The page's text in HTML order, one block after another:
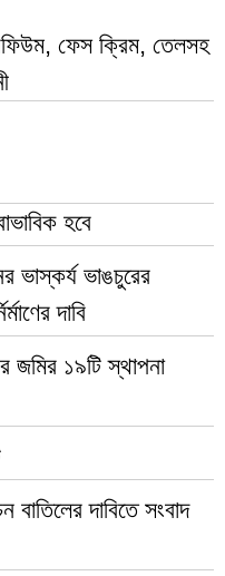
ফেস ক্রিম, তেলসহ
হবে
ভাস্কর্য ভাঙচুরের
দাবি
জমির ১৯টি স্থাপনা
বাতিলের দাবিতে সংবাদ